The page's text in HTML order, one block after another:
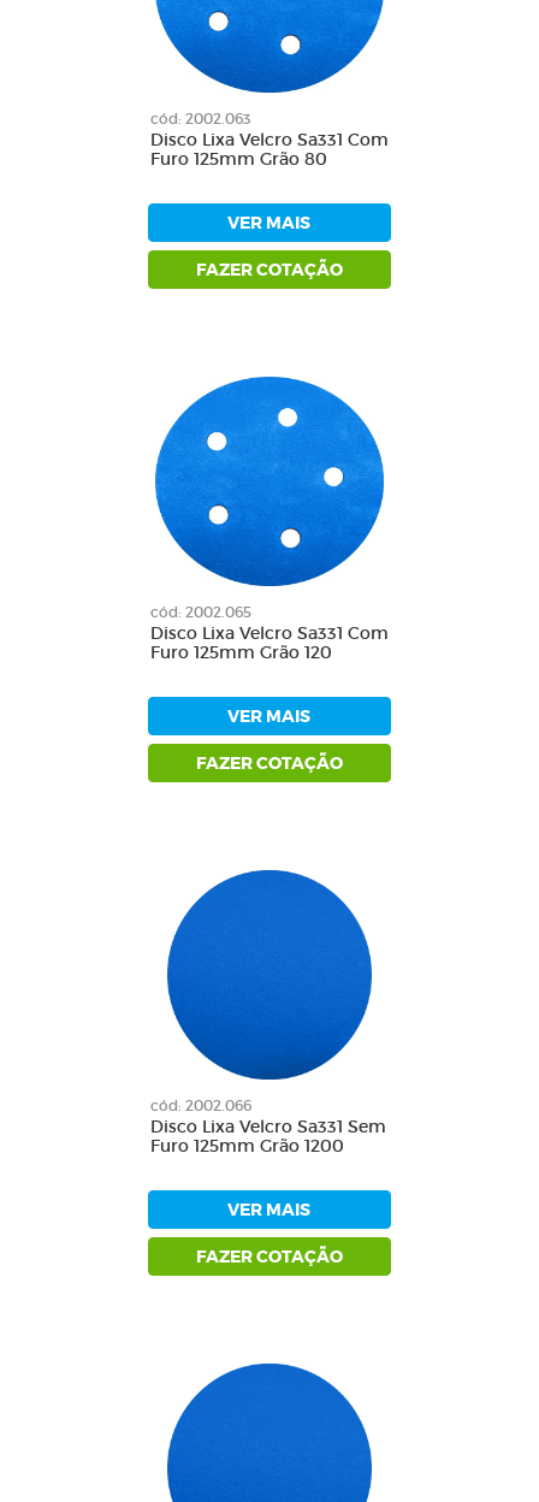
cód: 2002.063
Disco Lixa Velcro Sa331 Com
Furo 125mm Grão 80
VER MAIS
FAZER COTAÇÃO
cód: 2002.065
Disco Lixa Velcro Sa331 Com
Furo 125mm Grão 120
VER MAIS
FAZER COTAÇÃO
cód: 2002.066
Disco Lixa Velcro Sa331 Sem
Furo 125mm Grão 1200
VER MAIS
FAZER COTAÇÃO